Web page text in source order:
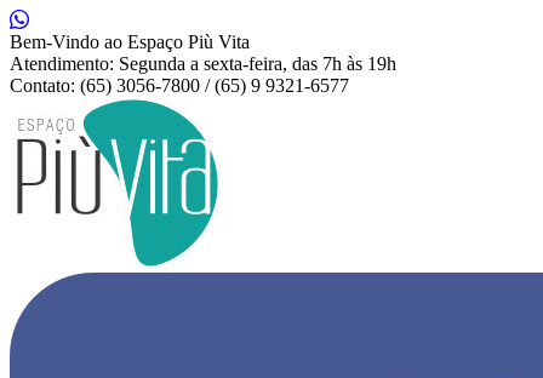
Bem-Vindo ao Espaço Più Vita
Atendimento: Segunda a sexta-feira, das 7h às 19h
Contato: (65) 3056-7800 / (65) 9 9321-6577